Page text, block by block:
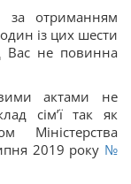
за отриманням
із цих шести
Вас не повинна
актами не
сім’ї так як
Міністерства
2019 року №